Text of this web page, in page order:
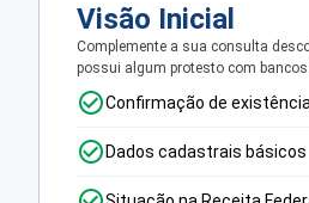
Visão Inicial
Complemente a sua consulta
possui algum protesto com bancos
Confirmação de
Dados cadastrais básicos